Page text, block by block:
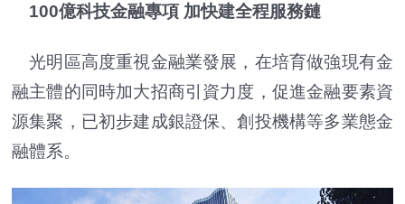
100億科技金融專項 加快建全程服務鏈
光明區高度重視金融業發展，在培育做強現有金
融主體的同時加大招商引資力度，促進金融要素資
源集聚，已初步建成銀證保、創投機構等多業態金
融體系。